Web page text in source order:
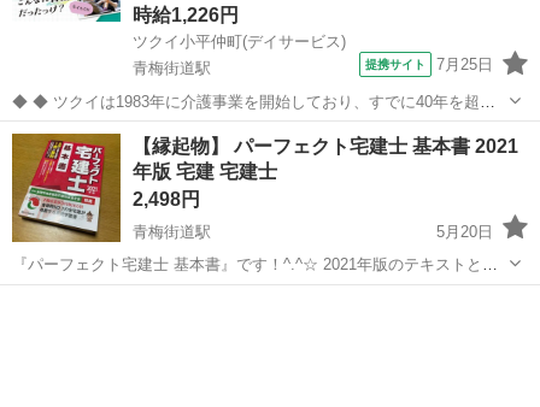
時給1,226円
ツクイ小平仲町(デイサービス)
青梅街道駅
提携サイト 7月25日
◆ ◆ ツクイは1983年に介護事業を開始しており、すでに40年を超え
る歴史を有しています。デイサービスでは業界トップクラス！ ◆グル
ープ会社の経営管理 ◆在宅介護サービス:デイサービス/訪問介護/訪問
入浴/訪問看護/...
東京 小平市 青梅街道駅
【縁起物】 パーフェクト宅建士 基本書 2021
年版 宅建 宅建士
2,498円
青梅街道駅
5月20日
『パーフェクト宅建士 基本書』です！^.^☆ 2021年版のテキストとな
ります。 合格したため出品させていただきます。 白紙の1ページ目に